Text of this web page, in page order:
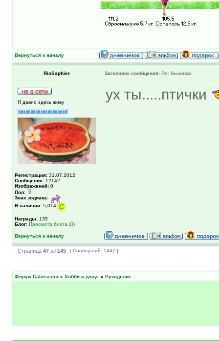
Вернуться к началу
RioSaphier Заголовок сообщения: Re: Вышивка
Я давно здесь живу
Регистрация: 31.07.2012
Сообщения: 12142
Изображений: 0
Пол:
Знак зодиака:
В наличии: 5,014
Награды: 135
Блог: Просмотр блога (0)
ух ты.....птички
Вернуться к началу
Страница 47 из 145 [ Сообщений: 1447 ]
Форум Calorizator » Хобби и досуг » Рукоделие